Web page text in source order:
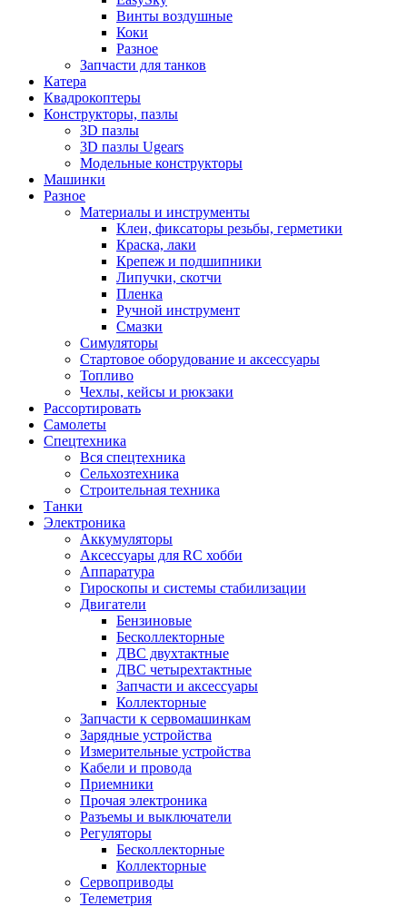
Винты воздушные
Коки
Разное
Запчасти для танков
Катера
Квадрокоптеры
Конструкторы, пазлы
3D пазлы
3D пазлы Ugears
Модельные конструкторы
Машинки
Разное
Материалы и инструменты
Клеи, фиксаторы резьбы, герметики
Краска, лаки
Крепеж и подшипники
Липучки, скотчи
Пленка
Ручной инструмент
Смазки
Симуляторы
Стартовое оборудование и аксессуары
Топливо
Чехлы, кейсы и рюкзаки
Рассортировать
Самолеты
Спецтехника
Вся спецтехника
Сельхозтехника
Строительная техника
Танки
Электроника
Аккумуляторы
Аксессуары для RC хобби
Аппаратура
Гироскопы и системы стабилизации
Двигатели
Бензиновые
Бесколлекторные
ДВС двухтактные
ДВС четырехтактные
Запчасти и аксессуары
Коллекторные
Запчасти к сервомашинкам
Зарядные устройства
Измерительные устройства
Кабели и провода
Приемники
Прочая электроника
Разъемы и выключатели
Регуляторы
Бесколлекторные
Коллекторные
Сервоприводы
Телеметрия